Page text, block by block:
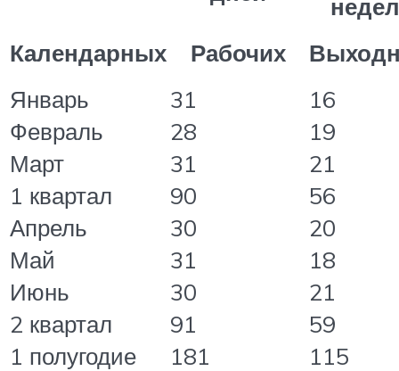
Календарных
Рабочих
Январь
31
16
Февраль
28
19
Март
31
21
1 квартал
90
56
Апрель
30
20
Май
31
18
Июнь
30
21
2 квартал
91
59
1 полугодие
181
115